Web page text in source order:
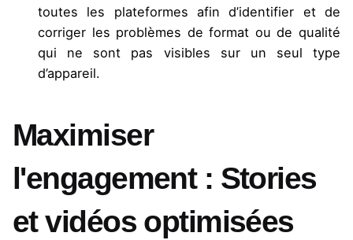
toutes les plateformes afin d’identifier et de
corriger les problèmes de format ou de qualité
qui ne sont pas visibles sur un seul type
d’appareil.
Maximiser
l'engagement : Stories
et vidéos optimisées